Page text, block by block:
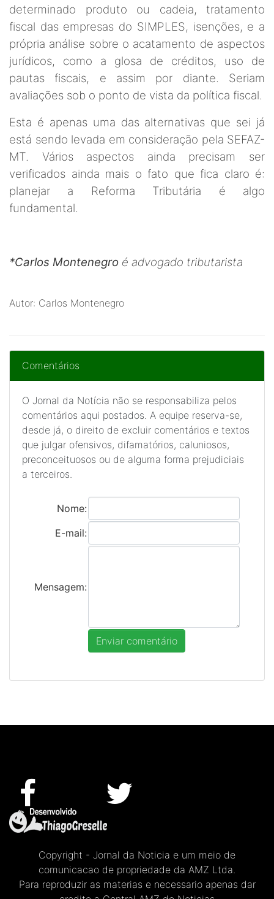
determinado produto ou cadeia, tratamento
fiscal das empresas do SIMPLES, isenções, e a
própria análise sobre o acatamento de aspectos
jurídicos, como a glosa de créditos, uso de
pautas fiscais, e assim por diante. Seriam
avaliações sob o ponto de vista da política fiscal.
Esta é apenas uma das alternativas que sei já
está sendo levada em consideração pela SEFAZ-
MT. Vários aspectos ainda precisam ser
verificados ainda mais o fato que fica claro é:
planejar a Reforma Tributária é algo
fundamental.
*Carlos Montenegro é advogado tributarista
Autor: Carlos Montenegro
Comentários
O Jornal da Notícia não se responsabiliza pelos
comentários aqui postados. A equipe reserva-se,
desde já, o direito de excluir comentários e textos
que julgar ofensivos, difamatórios, caluniosos,
preconceituosos ou de alguma forma prejudiciais
a terceiros.
Nome:
E-mail:
Mensagem:
Copyright - Jornal da Noticia e um meio de
comunicacao de propriedade da AMZ Ltda.
Para reproduzir as materias e necessario apenas dar